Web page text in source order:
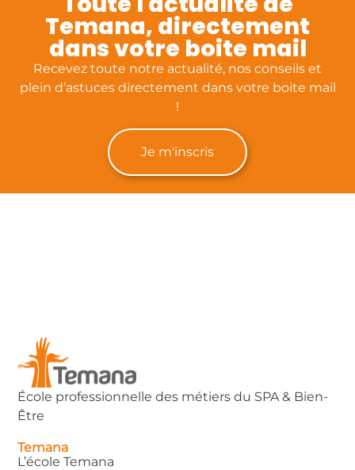
Temana, directement
dans votre boite mail
Recevez toute notre actualité, nos conseils et
plein d’astuces directement dans votre boite mail
!
Je m'inscris
École professionnelle des métiers du SPA & Bien-
Être
Temana
L’école Temana